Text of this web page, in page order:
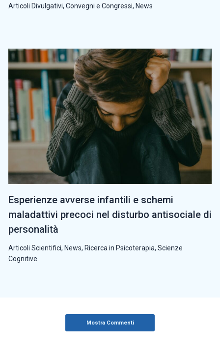
Articoli Divulgativi, Convegni e Congressi, News
Esperienze avverse infantili e schemi
maladattivi precoci nel disturbo antisociale di
personalità
Articoli Scientifici, News, Ricerca in Psicoterapia, Scienze
Cognitive
Mostra Commenti